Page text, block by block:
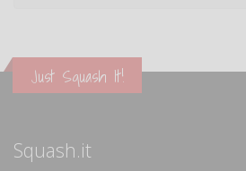
Just Squash It!
Squash.it